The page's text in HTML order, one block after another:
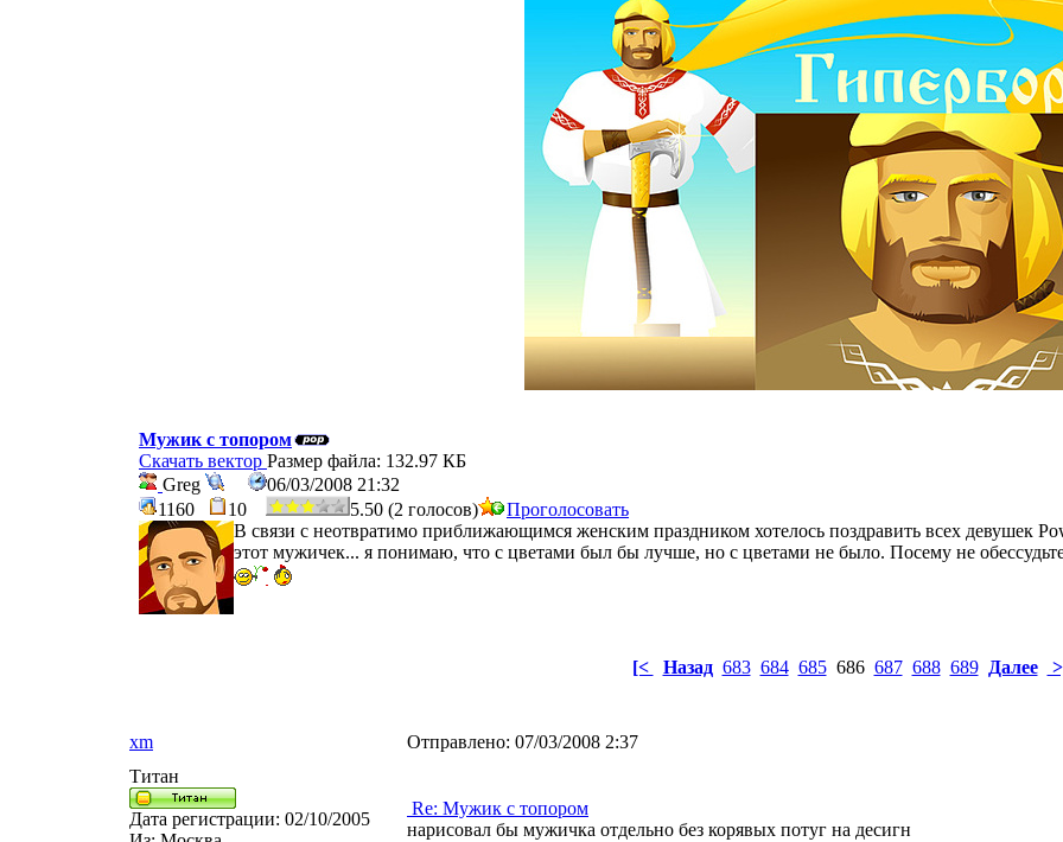
Мужик с топором
Скачать вектор Размер файла: 132.97 КБ
Greg
06/03/2008 21:32
1160
10 5.50 (2 голосов)
Проголосовать
В связи с неотвратимо приближающимся женским праздником хотелось поздравить всех девушек
этот мужичек... я понимаю, что с цветами был бы лучше, но с цветами не было. Посему не
[< Назад 683 684 685686 687 688 689 Далее
xm Отправлено: 07/03/2008 2:37
Титан
Дата регистрации: 02/10/2005
Re: Мужик с топором
нарисовал бы мужичка отдельно без корявых потуг на десигн